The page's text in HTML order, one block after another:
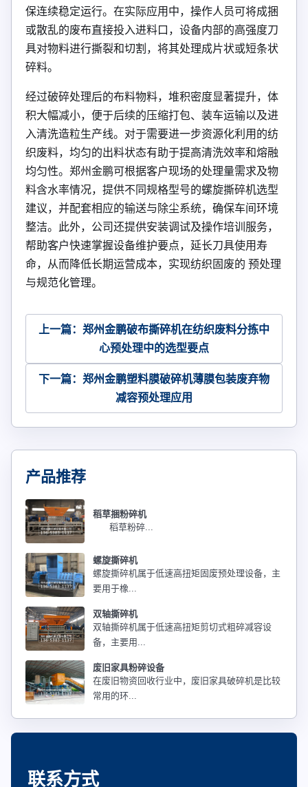
保连续稳定运行。在实际应用中，操作人员可将成捆
或散乱的废布直接投入进料口，设备内部的高强度刀
具对物料进行撕裂和切割，将其处理成片状或短条状
碎料。
经过破碎处理后的布料物料，堆积密度显著提升，体
积大幅减小，便于后续的压缩打包、装车运输以及进
入清洗造粒生产线。对于需要进一步资源化利用的纺
织废料，均匀的出料状态有助于提高清洗效率和熔融
均匀性。郑州金鹏可根据客户现场的处理量需求及物
料含水率情况，提供不同规格型号的螺旋撕碎机选型
建议，并配套相应的输送与除尘系统，确保车间环境
整洁。此外，公司还提供安装调试及操作培训服务，
帮助客户快速掌握设备维护要点，延长刀具使用寿
命，从而降低长期运营成本，实现纺织固废的 预处理
与规范化管理。
上一篇：郑州金鹏破布撕碎机在纺织废料分拣中
心预处理中的选型要点
下一篇：郑州金鹏塑料膜破碎机薄膜包装废弃物
减容预处理应用
产品推荐
稻草捆粉碎机
稻草粉碎...
螺旋撕碎机
螺旋撕碎机属于低速高扭矩固废预处理设备，主
要用于橡...
双轴撕碎机
双轴撕碎机属于低速高扭矩剪切式粗碎减容设
备，主要用...
废旧家具粉碎设备
在废旧物资回收行业中，废旧家具破碎机是比较
常用的环...
联系方式